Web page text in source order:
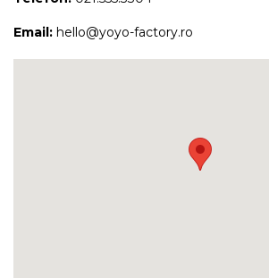
Email: hello@yoyo-factory.ro